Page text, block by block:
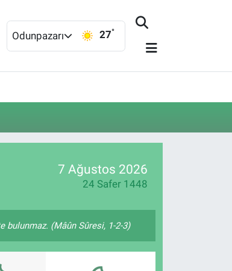
Odunpazarı 27°
7 Ağustos 2026
24 Safer 1448
(Mâûn Sûresi, 1-2-3)